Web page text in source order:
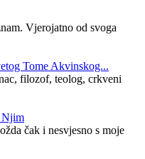
Vjerojatno od svoga
Tome Akvinskog...
filozof, teolog, crkveni
Njim
čak i nesvjesno s moje